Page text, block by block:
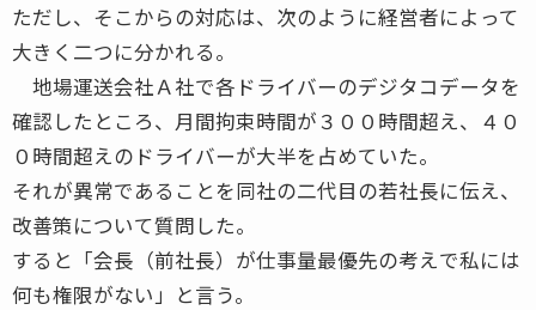
ただし、そこからの対応は、次のように経営者によって
大きく二つに分かれる。
地場運送会社Ａ社で各ドライバーのデジタコデータを
確認したところ、月間拘束時間が３００時間超え、４０
０時間超えのドライバーが大半を占めていた。
それが異常であることを同社の二代目の若社長に伝え、
改善策について質問した。
すると「会長（前社長）が仕事量最優先の考えで私には
何も権限がない」と言う。